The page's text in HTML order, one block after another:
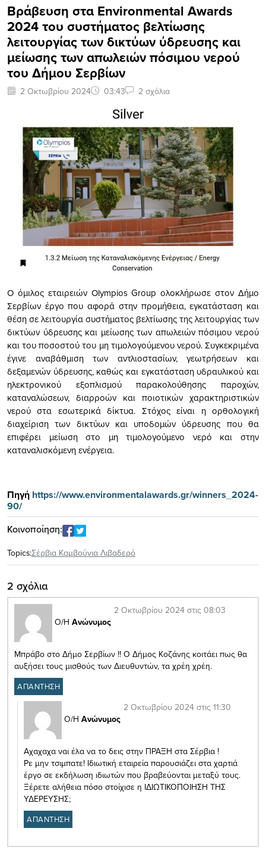
Βράβευση στα Environmental Awards
2024 του συστήματος βελτίωσης
λειτουργίας των δικτύων ύδρευσης και
μείωσης των απωλειών πόσιμου νερού
του Δήμου Σερβίων
2 Οκτωβρίου 2024 03:43 2 σχόλια
Ο όμιλος εταιρειών Olympios Group ολοκλήρωσε στον Δήμο
Σερβίων έργο που αφορά στην προμήθεια, εγκατάσταση και
θέση σε λειτουργία συστήματος βελτίωσης της λειτουργίας των
δικτύων ύδρευσης και μείωσης των απωλειών πόσιμου νερού
και του ποσοστού του μη τιμολογούμενου νερού. Συγκεκριμένα
έγινε αναβάθμιση των αντλιοστασίων, γεωτρήσεων και
δεξαμενών ύδρευσης, καθώς και εγκατάσταση υδραυλικού και
ηλεκτρονικού εξοπλισμού παρακολούθησης παροχών,
καταναλώσεων, διαρροών και ποιοτικών χαρακτηριστικών
νερού στα εσωτερικά δίκτυα. Στόχος είναι η ορθολογική
διαχείριση των δικτύων και υποδομών ύδρευσης που θα
επιφέρει μείωση στο μη τιμολογούμενο νερό και στην
καταναλισκόμενη ενέργεια.
Πηγή https://www.environmentalawards.gr/winners_2024-
90/
Κοινοποίηση:
Topics:Σέρβια Καμβούνια Λιβαδερό
2 σχόλια
Ο/Η Ανώνυμος
2 Οκτωβρίου 2024 στις 08:03
Μπράβο στο Δήμο Σερβίων !! Ο Δήμος Κοζάνης κοιτάει πως θα
αυξήσει τους μισθούς των Διευθυντών, τα χρέη χρέη.
ΑΠΑΝΤΗΣΗ
Ο/Η Ανώνυμος
2 Οκτωβρίου 2024 στις 11:30
Αχαχαχα ναι έλα να το δεις στην ΠΡΑΞΗ στα Σέρβια !
Ρε μην τσιμπατε! Ιδιωτική εταιρεία παρουσιάζει στα χαρτιά
έργο σε εκδήλωση ιδιωτών που βραβεύονται μεταξύ τους.
Ξέρετε αλήθεια πόσο στοίχισε η ΙΔΙΩΤΙΚΟΠΟΙΗΣΗ ΤΗΣ
ΥΔΕΡΕΥΣΗΣ;
ΑΠΑΝΤΗΣΗ